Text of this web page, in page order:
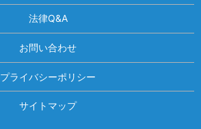
法律Q&A
お問い合わせ
プライバシーポリシー
サイトマップ